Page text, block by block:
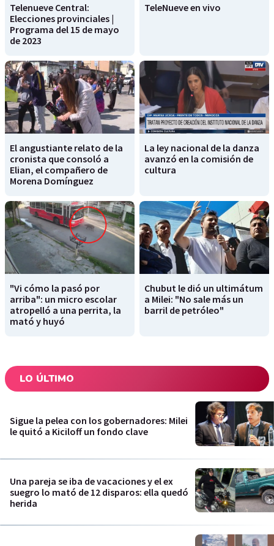
Telenueve Central:
Elecciones provinciales |
Programa del 15 de mayo
de 2023
TeleNueve en vivo
El angustiante relato de la
cronista que consoló a
Elian, el compañero de
Morena Domínguez
La ley nacional de la danza
avanzó en la comisión de
cultura
"Vi cómo la pasó por
arriba": un micro escolar
atropelló a una perrita, la
mató y huyó
Chubut le dió un ultimátum
a Milei: "No sale más un
barril de petróleo"
LO ÚLTIMO
Sigue la pelea con los gobernadores: Milei
le quitó a Kiciloff un fondo clave
Una pareja se iba de vacaciones y el ex
suegro lo mató de 12 disparos: ella quedó
herida